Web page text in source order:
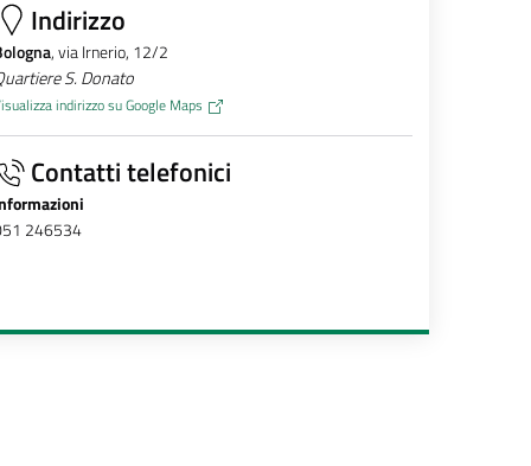
Indirizzo
, via Irnerio, 12/2
S. Donato
indirizzo su Google Maps
Contatti telefonici
246534